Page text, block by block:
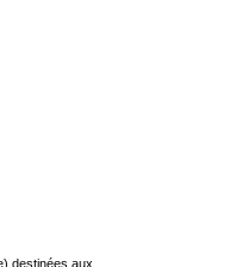
destinées aux